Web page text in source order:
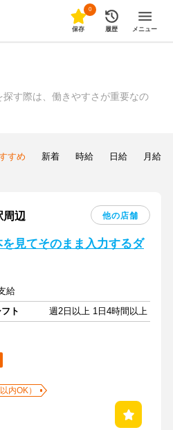
0
保存 履歴 メニュー
す際は、働きやすさが重要なの
すめ 新着 時給 日給 月給
周辺 他の店舗
見てそのまま入力するダ
給
ト
週2日以上 1日4時間以上
内OK）